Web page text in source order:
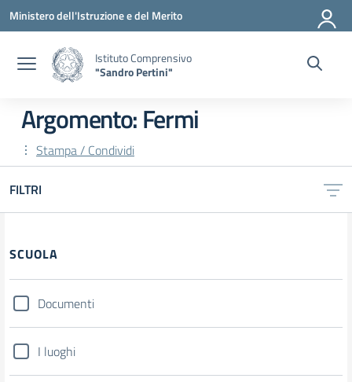
Vai ai contenuti
Vai al menu di navigazione
Vai al footer
Ministero dell'Istruzione e del Merito
Istituto Comprensivo
"Sandro Pertini"
Argomento: Fermi
Stampa / Condividi
FILTRI
SCUOLA
Documenti
I luoghi